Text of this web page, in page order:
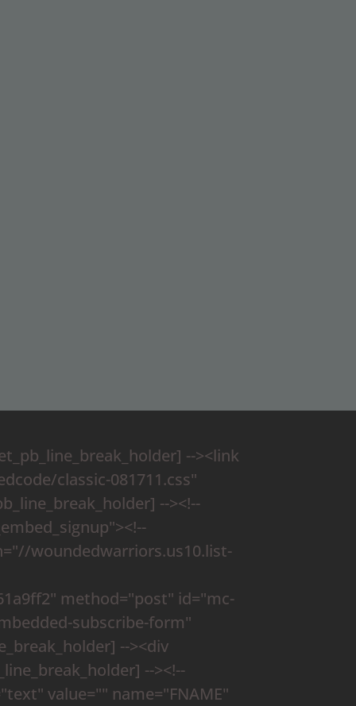
--><link
classic-081711.css"
--><!--
woundedwarriors.us10.list-
method="post" id="mc-
subscribe-form"
--><div
--><!--
value="" name="FNAME"